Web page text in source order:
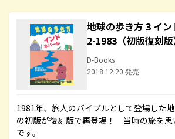
地球の歩き方 3 イ
2-1983（初版復刻版
D-Books
2018.12.20 発売
1981年、旅人のバイブルとして登場した
の初版が復刻版で再登場！ 当時の旅を思
です。